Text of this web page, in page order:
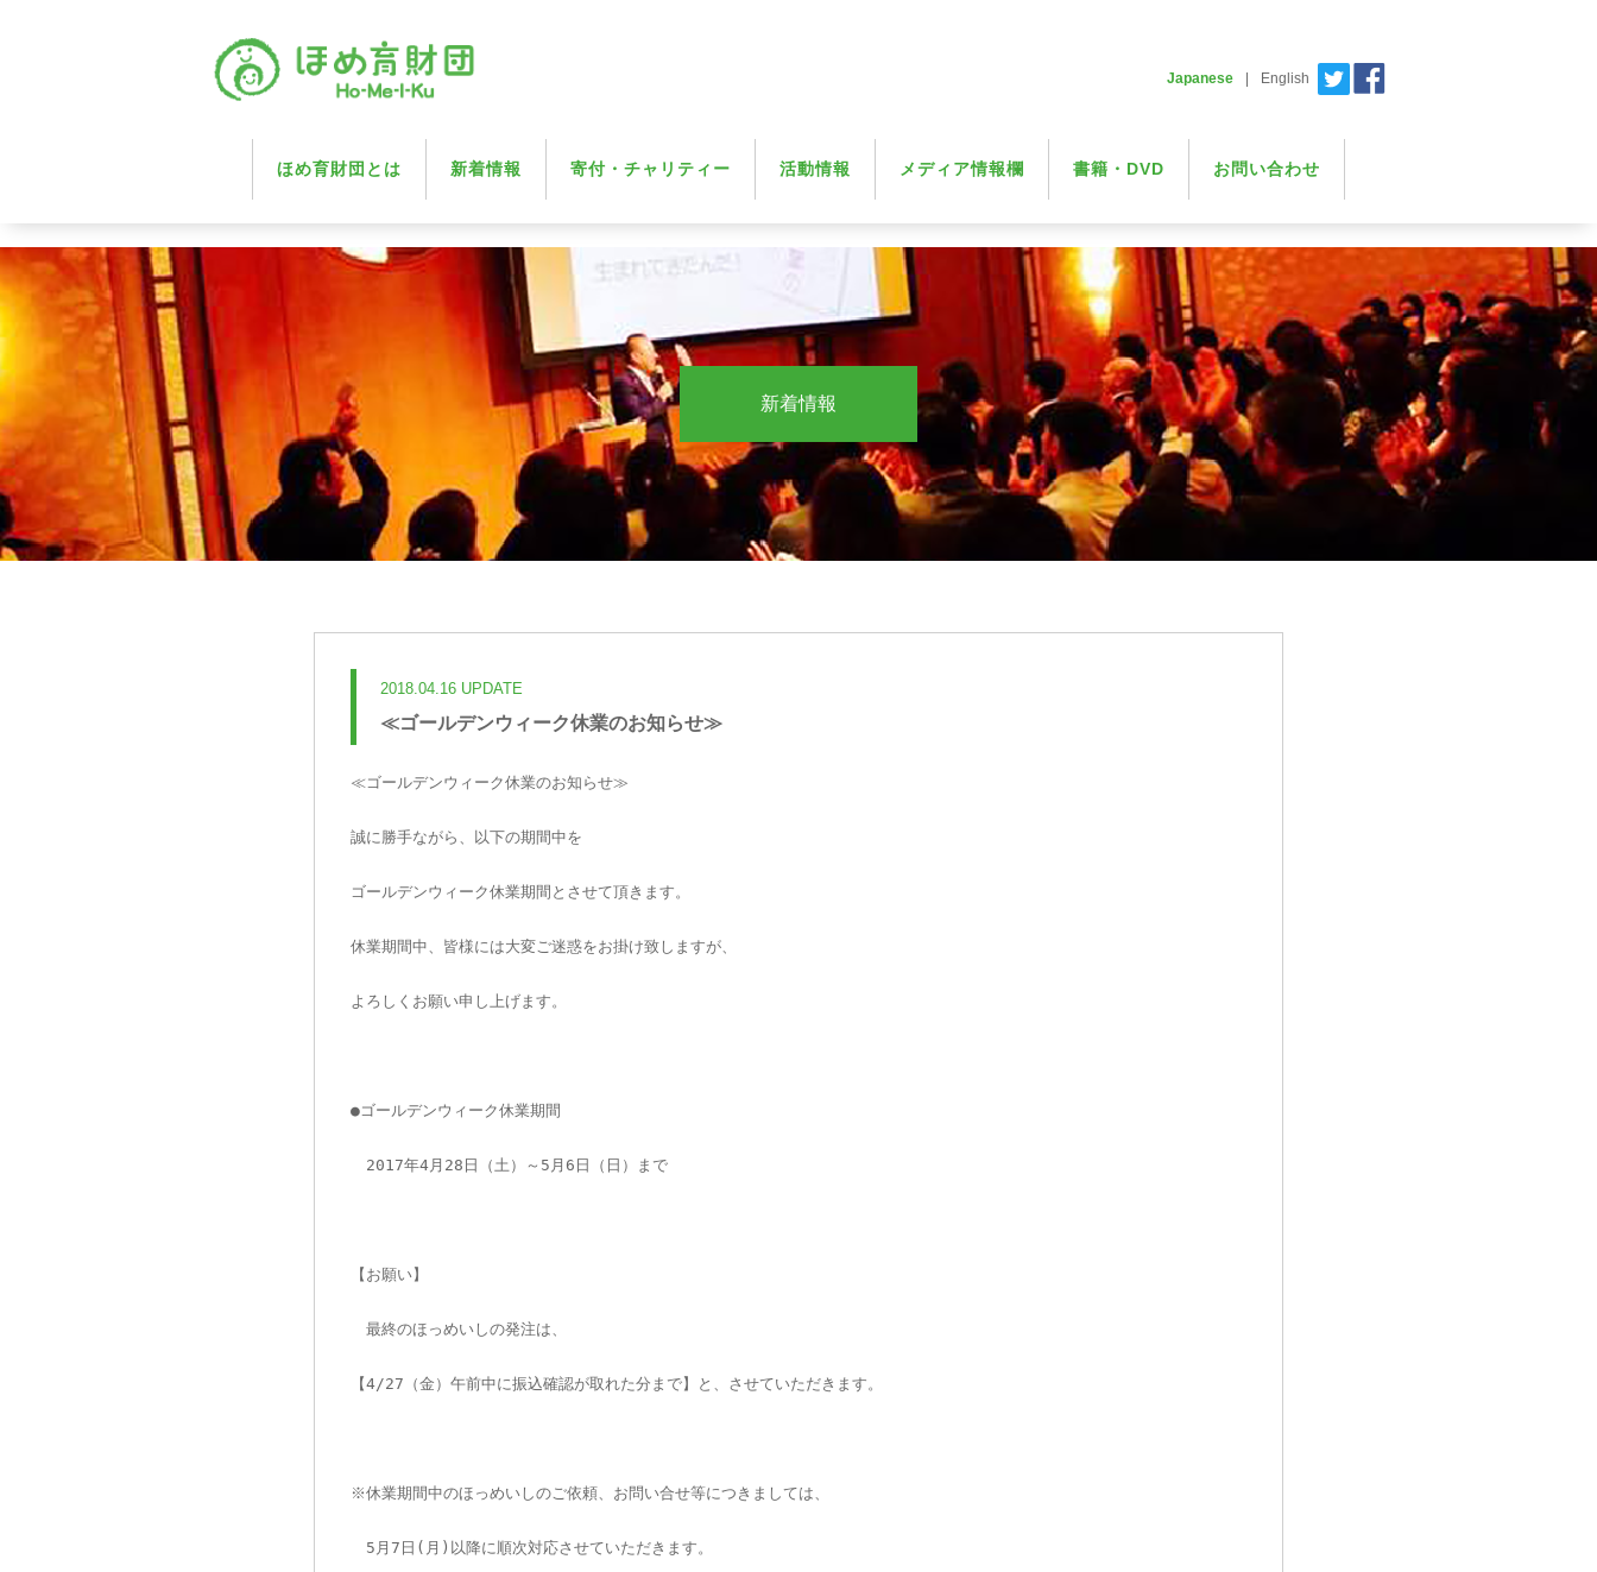
Japanese English
ほめ育財団とは 新着情報 寄付・チャリティー 活動情報 メディア情報欄 書籍・DVD お問い合わせ
新着情報
2018.04.16 UPDATE
≪ゴールデンウィーク休業のお知らせ≫
≪ゴールデンウィーク休業のお知らせ≫
誠に勝手ながら、以下の期間中を
ゴールデンウィーク休業期間とさせて頂きます。
休業期間中、皆様には大変ご迷惑をお掛け致しますが、
よろしくお願い申し上げます。
●ゴールデンウィーク休業期間
2017年4月28日（土）～5月6日（日）まで
【お願い】
最終のほっめいしの発注は、
【4/27（金）午前中に振込確認が取れた分まで】と、させていただきます。
※休業期間中のほっめいしのご依頼、お問い合せ等につきましては、
5月7日(月)以降に順次対応させていただきます。